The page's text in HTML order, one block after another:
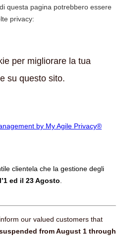
questa pagina potrebbero essere
privacy:
per migliorare la tua
su questo sito.
clientela che la gestione degli
ed il 23 Agosto
our valued customers that
from August 1 through